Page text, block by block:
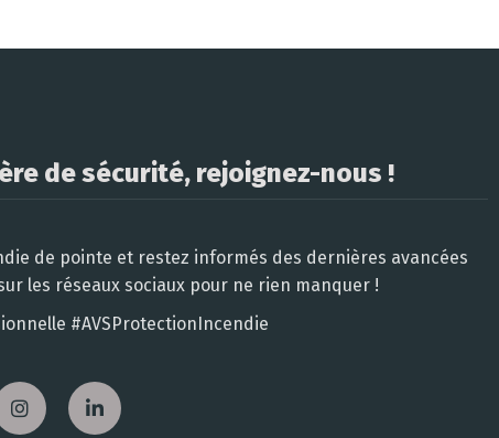
de sécurité, rejoignez-nous !
de pointe et restez informés des dernières avancées
les réseaux sociaux pour ne rien manquer !
#AVSProtectionIncendie